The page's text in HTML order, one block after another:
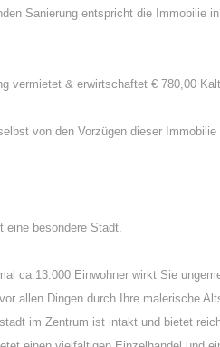
Sanierung entspricht die Immobilie
vermietet & erwirtschaftet € 780,00
von den Vorzügen dieser
eine besondere Stadt.
ca.13.000 Einwohner wirkt Sie
allen Dingen durch Ihre malerische
im Zentrum ist intakt und bietet